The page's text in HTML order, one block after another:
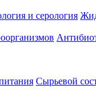
и серология
Сырьевой